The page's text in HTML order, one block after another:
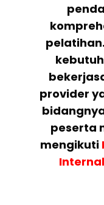
provider
peserta
mengikuti